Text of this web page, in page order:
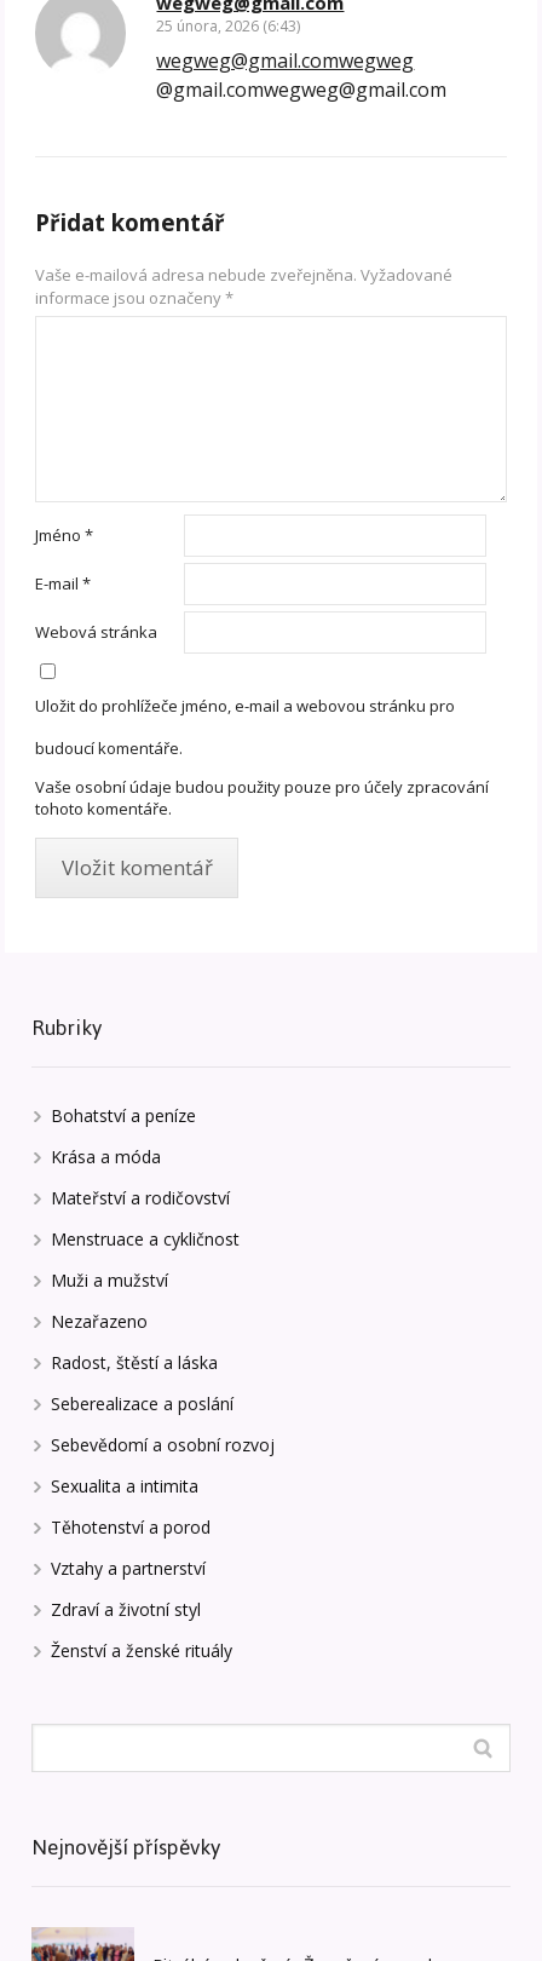
25 února, 2026 (6:43)
wegweg@gmail.comwegweg
@gmail.comwegweg@gmail.com
Přidat komentář
Vaše e-mailová adresa nebude zveřejněna. Vyžadované
informace jsou označeny*
Jméno*
E-mail*
Webová stránka
Uložit do prohlížeče jméno, e-mail a webovou stránku pro
budoucí komentáře.
Vaše osobní údaje budou použity pouze pro účely zpracování
tohoto komentáře.
Rubriky
Bohatství a peníze
Krása a móda
Mateřství a rodičovství
Menstruace a cykličnost
Muži a mužství
Nezařazeno
Radost, štěstí a láska
Seberealizace a poslání
Sebevědomí a osobní rozvoj
Sexualita a intimita
Těhotenství a porod
Vztahy a partnerství
Zdraví a životní styl
Ženství a ženské rituály
Nejnovější příspěvky